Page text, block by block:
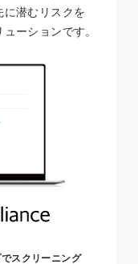
に潜む リスクを
ューション です。
スクリーニング